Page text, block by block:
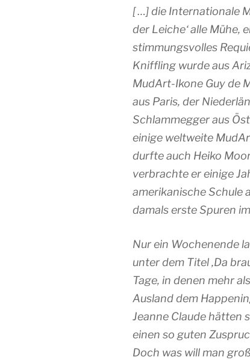
[ …] die Internationale
der Leiche‘ alle Mühe,
stimmungsvolles
Kniffling wurde aus
MudArt-Ikone Guy de
aus Paris, der
Schlammegger aus
einige weltweite
durfte auch Heiko
verbrachte er einige
amerikanische Schule
damals erste Spuren
Nur ein Wochenende
unter dem Titel ‚Da
Tage, in denen mehr
Ausland dem
Jeanne Claude hätten
einen so guten
Doch was will man